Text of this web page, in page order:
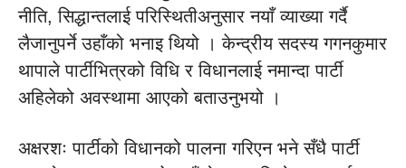
नीति, सिद्धान्तलाई परिस्थितीअनुसार नयाँ व्याख्या गर्दै
लैजानुपर्ने उहाँको भनाइ थियो । केन्द्रीय सदस्य गगनकुमार
थापाले पार्टीभित्रको विधि र विधानलाई नमान्दा पार्टी
अहिलेको अवस्थामा आएको बताउनुभयो ।
अक्षरशः पार्टीको विधानको पालना गरिएन भने सँधै पार्टी